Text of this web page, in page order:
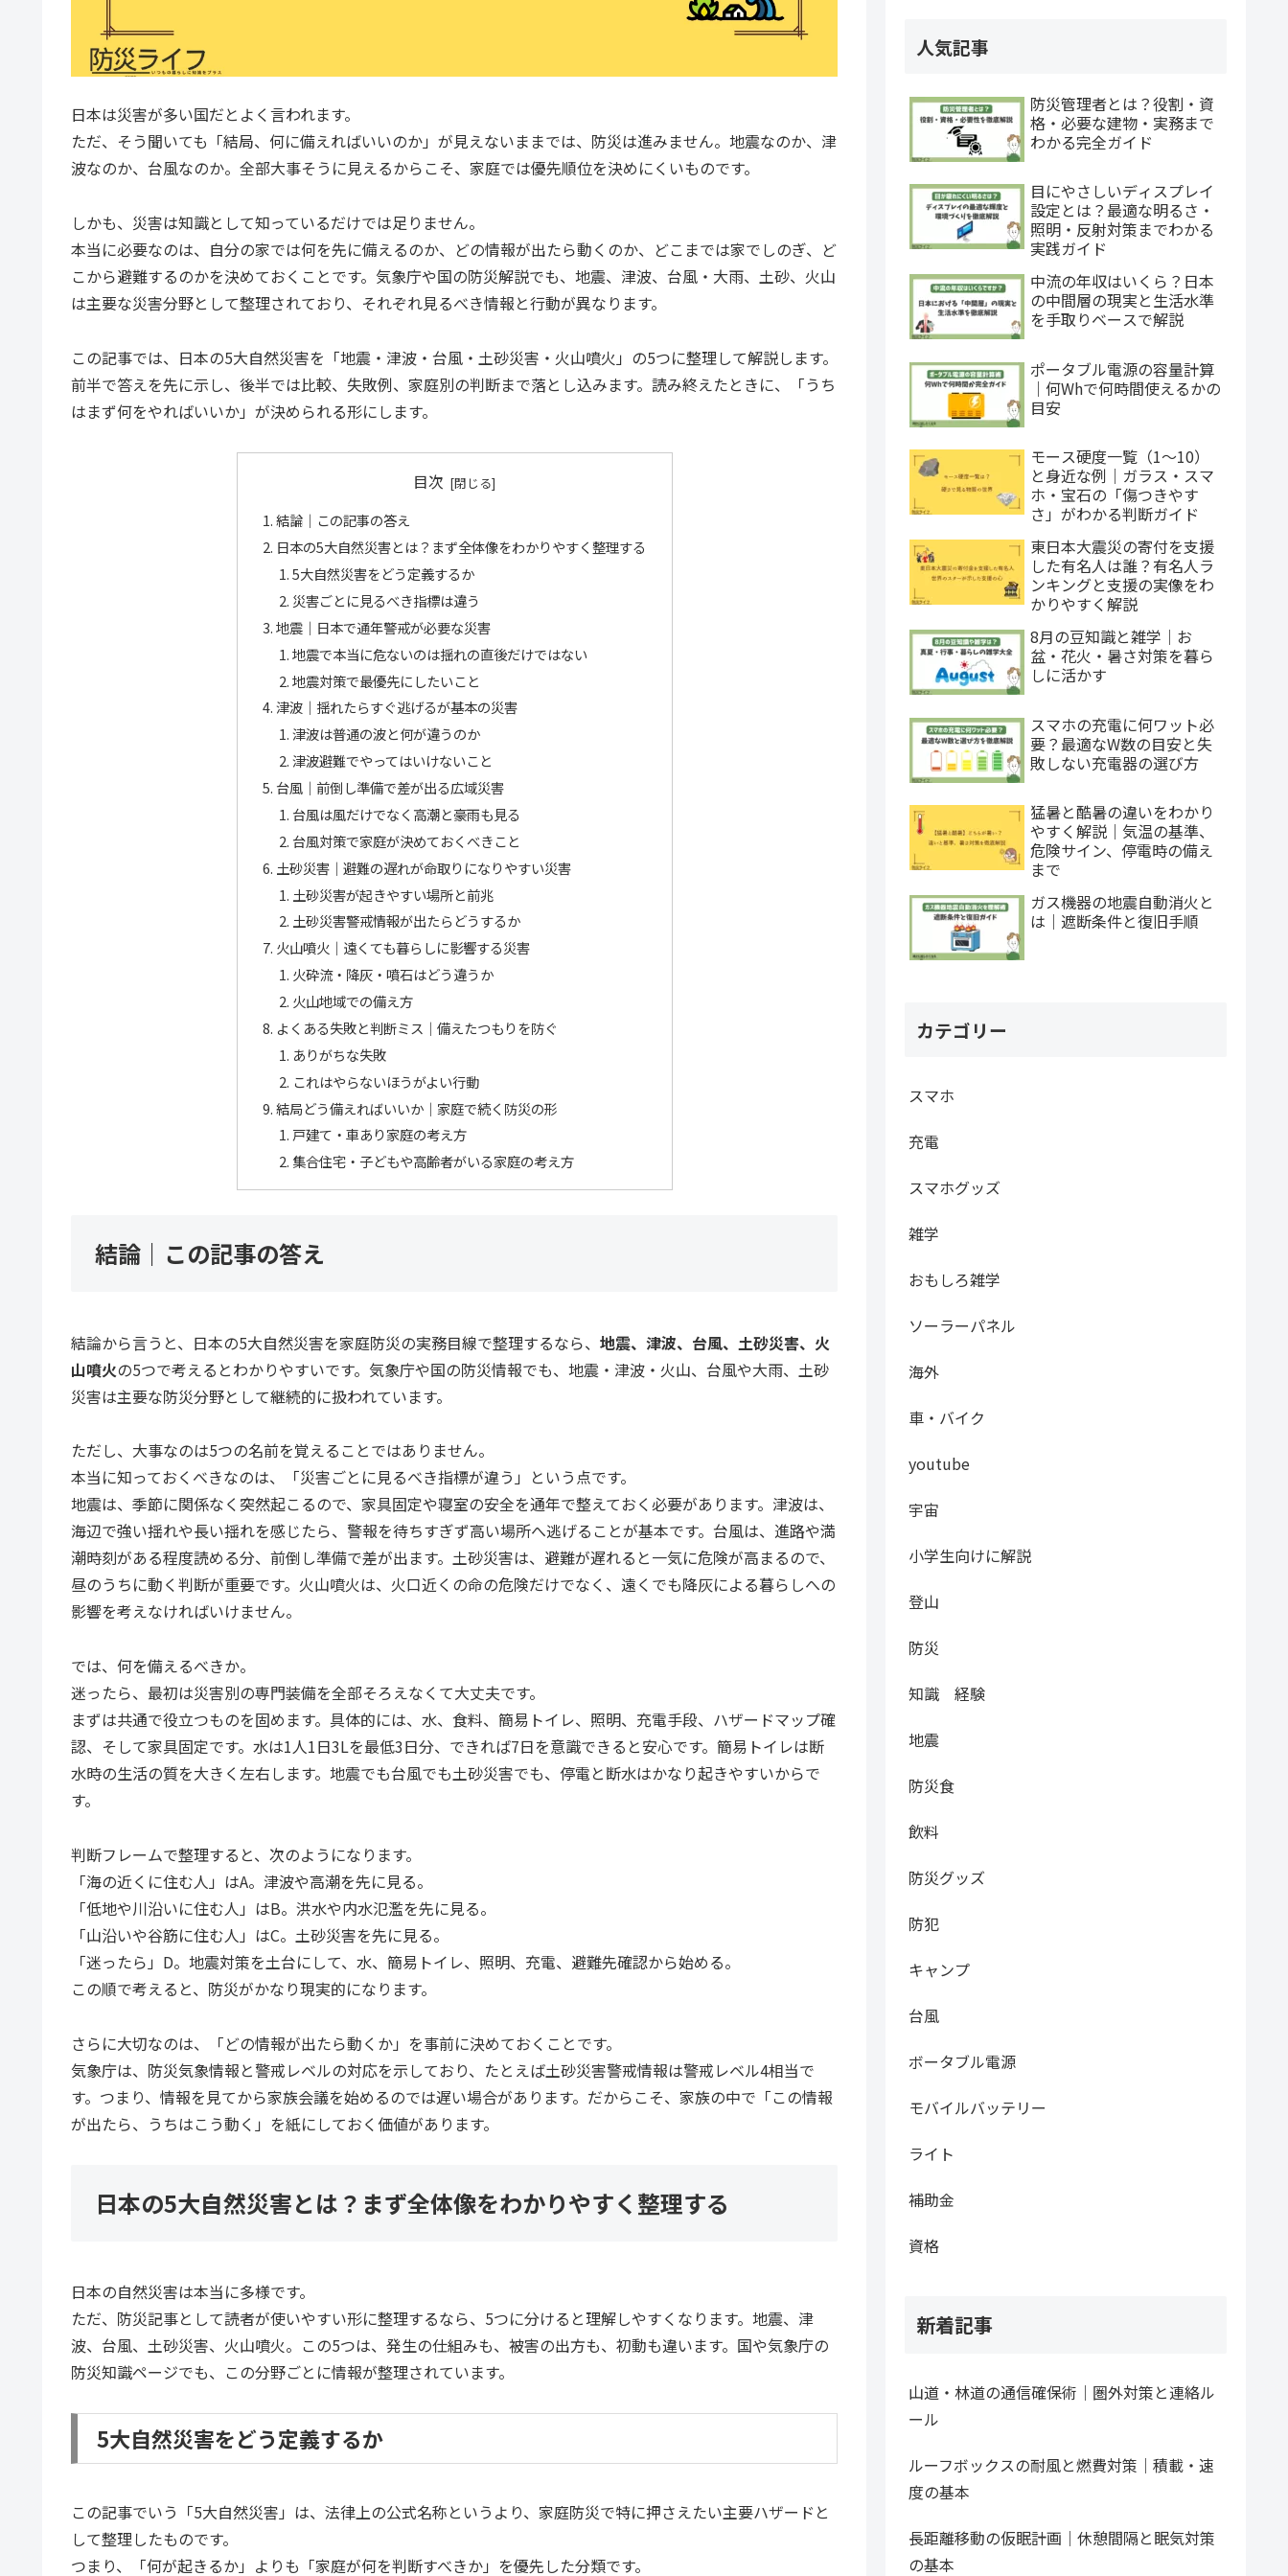
日本は災害が多い国だとよく言われます。
ただ、そう聞いても「結局、何に備えればいいのか」が見えないままでは、防災は進みません。地震なのか、津
波なのか、台風なのか。全部大事そうに見えるからこそ、家庭では優先順位を決めにくいものです。
しかも、災害は知識として知っているだけでは足りません。
本当に必要なのは、自分の家では何を先に備えるのか、どの情報が出たら動くのか、どこまでは家でしのぎ、ど
こから避難するのかを決めておくことです。気象庁や国の防災解説でも、地震、津波、台風・大雨、土砂、火山
は主要な災害分野として整理されており、それぞれ見るべき情報と行動が異なります。
この記事では、日本の5大自然災害を「地震・津波・台風・土砂災害・火山噴火」の5つに整理して解説します。
前半で答えを先に示し、後半では比較、失敗例、家庭別の判断まで落とし込みます。読み終えたときに、「うち
はまず何をやればいいか」が決められる形にします。
目次
結論｜この記事の答え
日本の5大自然災害とは？まず全体像をわかりやすく整理する
5大自然災害をどう定義するか
災害ごとに見るべき指標は違う
地震｜日本で通年警戒が必要な災害
地震で本当に危ないのは揺れの直後だけではない
地震対策で最優先にしたいこと
津波｜揺れたらすぐ逃げるが基本の災害
津波は普通の波と何が違うのか
津波避難でやってはいけないこと
台風｜前倒し準備で差が出る広域災害
台風は風だけでなく高潮と豪雨も見る
台風対策で家庭が決めておくべきこと
土砂災害｜避難の遅れが命取りになりやすい災害
土砂災害が起きやすい場所と前兆
土砂災害警戒情報が出たらどうするか
火山噴火｜遠くても暮らしに影響する災害
火砕流・降灰・噴石はどう違うか
火山地域での備え方
よくある失敗と判断ミス｜備えたつもりを防ぐ
ありがちな失敗
これはやらないほうがよい行動
結局どう備えればいいか｜家庭で続く防災の形
戸建て・車あり家庭の考え方
集合住宅・子どもや高齢者がいる家庭の考え方
結論｜この記事の答え
結論から言うと、日本の5大自然災害を家庭防災の実務目線で整理するなら、 地震、津波、台風、土砂災害、火
山噴火の5つで考えるとわかりやすいです。気象庁や国の防災情報でも、地震・津波・火山、台風や大雨、土砂
災害は主要な防災分野として継続的に扱われています。
ただし、大事なのは5つの名前を覚えることではありません。
本当に知っておくべきなのは、「災害ごとに見るべき指標が違う」という点です。
地震は、季節に関係なく突然起こるので、家具固定や寝室の安全を通年で整えておく必要があります。津波は、
海辺で強い揺れや長い揺れを感じたら、警報を待ちすぎず高い場所へ逃げることが基本です。台風は、進路や満
潮時刻がある程度読める分、前倒し準備で差が出ます。土砂災害は、避難が遅れると一気に危険が高まるので、
昼のうちに動く判断が重要です。火山噴火は、火口近くの命の危険だけでなく、遠くでも降灰による暮らしへの
影響を考えなければいけません。
では、何を備えるべきか。
迷ったら、最初は災害別の専門装備を全部そろえなくて大丈夫です。
まずは共通で役立つものを固めます。具体的には、水、食料、簡易トイレ、照明、充電手段、ハザードマップ確
認、そして家具固定です。水は1人1日3Lを最低3日分、できれば7日を意識できると安心です。簡易トイレは断
水時の生活の質を大きく左右します。地震でも台風でも土砂災害でも、停電と断水はかなり起きやすいからで
す。
判断フレームで整理すると、次のようになります。
「海の近くに住む人」はA。津波や高潮を先に見る。
「低地や川沿いに住む人」はB。洪水や内水氾濫を先に見る。
「山沿いや谷筋に住む人」はC。土砂災害を先に見る。
「迷ったら」D。地震対策を土台にして、水、簡易トイレ、照明、充電、避難先確認から始める。
この順で考えると、防災がかなり現実的になります。
さらに大切なのは、「どの情報が出たら動くか」を事前に決めておくことです。
気象庁は、防災気象情報と警戒レベルの対応を示しており、たとえば土砂災害警戒情報は警戒レベル4相当で
す。つまり、情報を見てから家族会議を始めるのでは遅い場合があります。だからこそ、家族の中で「この情報
が出たら、うちはこう動く」を紙にしておく価値があります。
日本の5大自然災害とは？まず全体像をわかりやすく整理する
日本の自然災害は本当に多様です。
ただ、防災記事として読者が使いやすい形に整理するなら、5つに分けると理解しやすくなります。地震、津
波、台風、土砂災害、火山噴火。この5つは、発生の仕組みも、被害の出方も、初動も違います。国や気象庁の
防災知識ページでも、この分野ごとに情報が整理されています。
5大自然災害をどう定義するか
この記事でいう「5大自然災害」は、法律上の公式名称というより、家庭防災で特に押さえたい主要ハザードと
して整理したものです。
つまり、「何が起きるか」よりも「家庭が何を判断すべきか」を優先した分類です。
人気記事
防災管理者とは？役割・資
格・必要な建物・実務まで
わかる完全ガイド
目にやさしいディスプレイ
設定とは？最適な明るさ・
照明・反射対策までわかる
実践ガイド
中流の年収はいくら？日本
の中間層の現実と生活水準
を手取りベースで解説
ポータブル電源の容量計算
｜何Whで何時間使えるかの
目安
モース硬度一覧（1〜10）
と身近な例｜ガラス・スマ
ホ・宝石の「傷つきやす
さ」がわかる判断ガイド
東日本大震災の寄付を支援
した有名人は誰？有名人ラ
ンキングと支援の実像をわ
かりやすく解説
8月の豆知識と雑学｜お
盆・花火・暑さ対策を暮ら
しに活かす
スマホの充電に何ワット必
要？最適なW数の目安と失
敗しない充電器の選び方
猛暑と酷暑の違いをわかり
やすく解説｜気温の基準、
危険サイン、停電時の備え
まで
ガス機器の地震自動消火と
は｜遮断条件と復旧手順
カテゴリー
スマホ
充電
スマホグッズ
雑学
おもしろ雑学
ソーラーパネル
海外
車・バイク
youtube
宇宙
小学生向けに解説
登山
防災
知識 経験
地震
防災食
飲料
防災グッズ
防犯
キャンプ
台風
ボータブル電源
モバイルバッテリー
ライト
補助金
資格
新着記事
山道・林道の通信確保術｜圏外対策と連絡ル
ール
ルーフボックスの耐風と燃費対策｜積載・速
度の基本
長距離移動の仮眠計画｜休憩間隔と眠気対策
の基本